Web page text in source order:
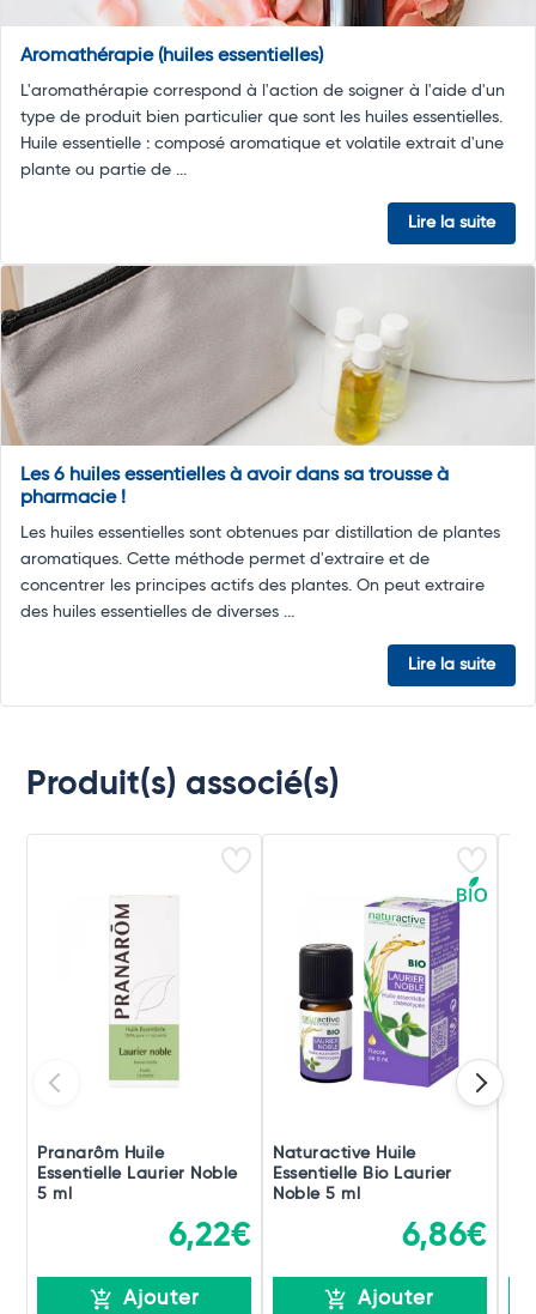
Aromathérapie (huiles essentielles)
L'aromathérapie correspond à l'action de soigner à l'aide d'un
type de produit bien particulier que sont les huiles essentielles.
Huile essentielle : composé aromatique et volatile extrait d'une
plante ou partie de ...
Lire la suite
Les 6 huiles essentielles à avoir dans sa trousse à
pharmacie !
Les huiles essentielles sont obtenues par distillation de plantes
aromatiques. Cette méthode permet d'extraire et de
concentrer les principes actifs des plantes. On peut extraire
des huiles essentielles de diverses ...
Lire la suite
Produit(s) associé(s)
Pranarôm Huile
Essentielle Laurier Noble
5 ml
6,22€
Ajouter
Naturactive Huile
Essentielle Bio Laurier
Noble 5 ml
6,86€
Ajouter